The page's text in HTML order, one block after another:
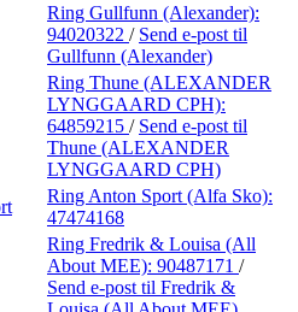
Ring Gullfunn (Alexander):
94020322 / Send e-post til
Gullfunn (Alexander)
Ring Thune (ALEXANDER
LYNGGAARD CPH):
64859215 / Send e-post til
Thune (ALEXANDER
LYNGGAARD CPH)
Ring Anton Sport (Alfa Sko):
47474168
Ring Fredrik & Louisa (All
About MEE): 90487171 /
Send e-post til Fredrik &